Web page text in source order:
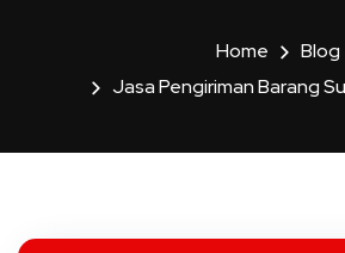
Home
Blog
Jasa Pengiriman Barang